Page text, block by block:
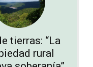
tierras: “La
rural